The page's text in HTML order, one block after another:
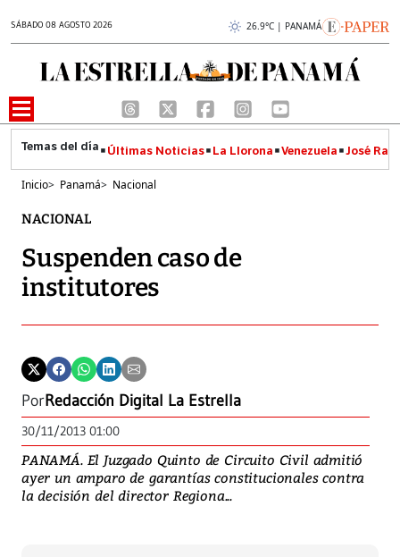
SÁBADO 08 AGOSTO 2026 26.9°C | PANAMÁ
Últimas Noticias La Llorona Venezuela José
Inicio> Panamá> Nacional
NACIONAL
Suspenden caso de
institutores
PorRedacción Digital La Estrella
30/11/2013 01:00
PANAMÁ. El Juzgado Quinto de Circuito Civil admitió
ayer un amparo de garantías constitucionales contra
la decisión del director Regiona...